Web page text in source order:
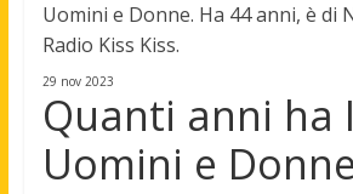
Uomini e Donne. Ha 44 anni, è di
Radio Kiss Kiss.
29 nov 2023
Quanti anni ha
Uomini e